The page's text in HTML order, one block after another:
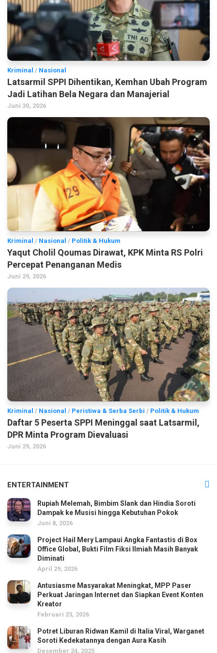
Kriminal / Nasional
Latsarmil SPPI Dihentikan, Kemhan Ubah Program
Jadi Latihan Bela Negara dan Manajerial
Juni 30, 2026
Kriminal / Nasional / Politik & Hukum
Yaqut Cholil Qoumas Dirawat, KPK Minta RS Polri
Percepat Penanganan Medis
Juni 29, 2026
Kriminal / Nasional / Peristiwa & Serba Serbi / Politik & Hukum
Daftar 5 Peserta SPPI Meninggal saat Latsarmil,
DPR Minta Program Dievaluasi
Juni 29, 2026
ENTERTAINMENT
Rupiah Melemah, Bimbim Slank dan Hindia Soroti
Dampak ke Musisi hingga Kebutuhan Pokok
Juni 8, 2026
Project Hail Mery Lampaui Angka Fantastis di Box
Office Global, Bukti Film Fiksi Ilmiah Masih Banyak
Diminati
April 29, 2026
Antusiasme Masyarakat Meningkat, MPP Paser
Perkuat Jaringan Internet dan Siapkan Event Konten
Kreator
Februari 23, 2026
Potret Liburan Ridwan Kamil di Italia Viral, Warganet
Soroti Kedekatannya dengan Aura Kasih
Desember 24, 2025